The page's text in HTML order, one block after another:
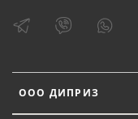
ООО ДИПРИЗ